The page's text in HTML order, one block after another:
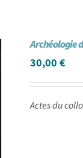
Archéologie
30,00€
Actes du